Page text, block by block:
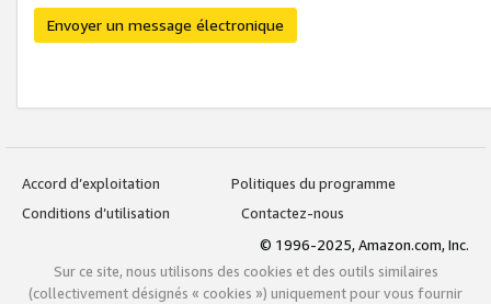
Envoyer un message électronique
Accord d’exploitation
Politiques du programme
Conditions d’utilisation
Contactez-nous
© 1996-2025, Amazon.com, Inc.
Sur ce site, nous utilisons des cookies et des outils similaires
(collectivement désignés « cookies ») uniquement pour vous fournir